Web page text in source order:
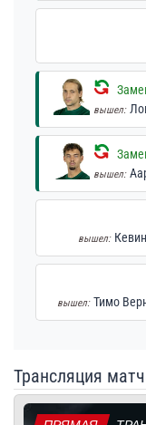
вышел:
вышел:
вышел:
вышел: Тимо
Трансляция